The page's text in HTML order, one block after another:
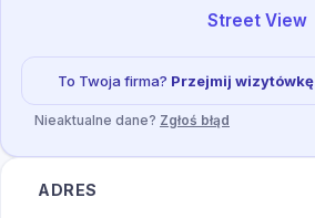
Street View
To Twoja firma? Przejmij wizytówkę
Nieaktualne dane? Zgłoś błąd
ADRES